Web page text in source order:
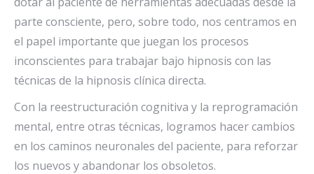
parte consciente, pero, sobre todo, nos centramos en
el papel importante que juegan los procesos
inconscientes para trabajar bajo hipnosis con las
técnicas de la hipnosis clínica directa.
Con la reestructuración cognitiva y la reprogramación
mental, entre otras técnicas, logramos hacer cambios
en los caminos neuronales del paciente, para reforzar
los nuevos y abandonar los obsoletos.